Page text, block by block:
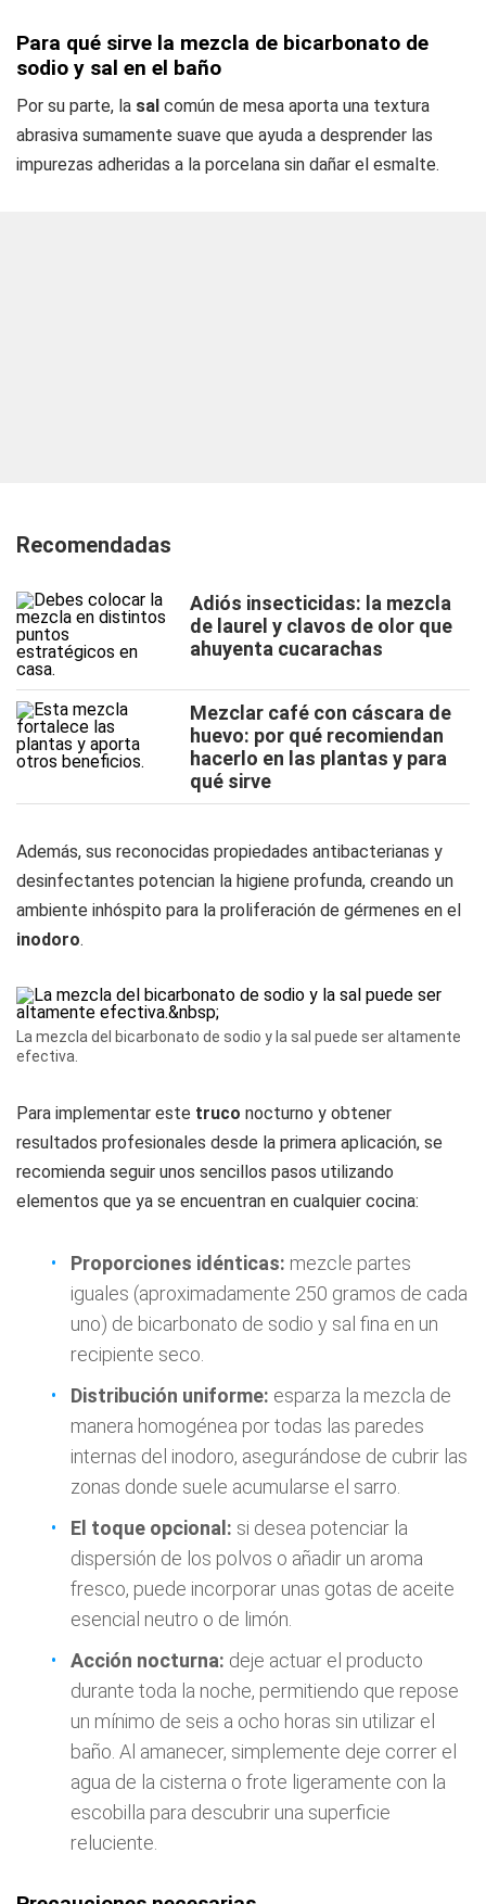
Para qué sirve la mezcla de bicarbonato de
sodio y sal en el baño
Por su parte, la sal común de mesa aporta una textura
abrasiva sumamente suave que ayuda a desprender las
impurezas adheridas a la porcelana sin dañar el esmalte.
Recomendadas
Adiós insecticidas: la mezcla
de laurel y clavos de olor que
ahuyenta cucarachas
Mezclar café con cáscara de
huevo: por qué recomiendan
hacerlo en las plantas y para
qué sirve
Además, sus reconocidas propiedades antibacterianas y
desinfectantes potencian la higiene profunda, creando un
ambiente inhóspito para la proliferación de gérmenes en el
inodoro.
La mezcla del bicarbonato de sodio y la sal puede ser altamente
efectiva.
Para implementar este truco nocturno y obtener
resultados profesionales desde la primera aplicación, se
recomienda seguir unos sencillos pasos utilizando
elementos que ya se encuentran en cualquier cocina:
Proporciones idénticas: mezcle partes
iguales (aproximadamente 250 gramos de cada
uno) de bicarbonato de sodio y sal fina en un
recipiente seco.
Distribución uniforme: esparza la mezcla de
manera homogénea por todas las paredes
internas del inodoro, asegurándose de cubrir las
zonas donde suele acumularse el sarro.
El toque opcional: si desea potenciar la
dispersión de los polvos o añadir un aroma
fresco, puede incorporar unas gotas de aceite
esencial neutro o de limón.
Acción nocturna: deje actuar el producto
durante toda la noche, permitiendo que repose
un mínimo de seis a ocho horas sin utilizar el
baño. Al amanecer, simplemente deje correr el
agua de la cisterna o frote ligeramente con la
escobilla para descubrir una superficie
reluciente.